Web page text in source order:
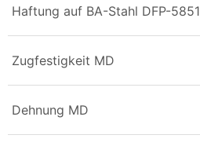
Haftung auf BA-Stahl DFP-5851
Zugfestigkeit MD
Dehnung MD